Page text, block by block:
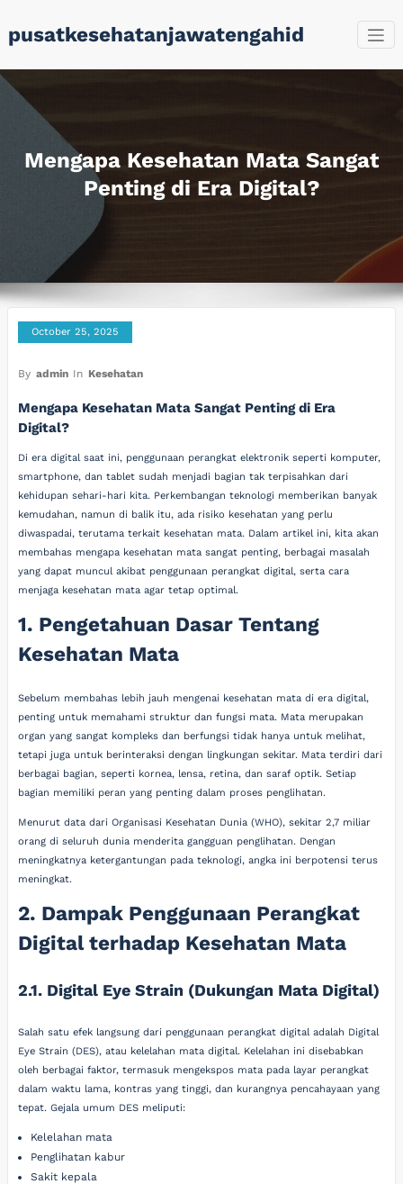
to
content
pusatkesehatanjawatengahid
Mengapa Kesehatan Mata Sangat
Penting di Era Digital?
October 25, 2025
By admin In Kesehatan
Mengapa Kesehatan Mata Sangat Penting di Era
Digital?
Di era digital saat ini, penggunaan perangkat elektronik seperti komputer,
smartphone, dan tablet sudah menjadi bagian tak terpisahkan dari
kehidupan sehari-hari kita. Perkembangan teknologi memberikan banyak
kemudahan, namun di balik itu, ada risiko kesehatan yang perlu
diwaspadai, terutama terkait kesehatan mata. Dalam artikel ini, kita akan
membahas mengapa kesehatan mata sangat penting, berbagai masalah
yang dapat muncul akibat penggunaan perangkat digital, serta cara
menjaga kesehatan mata agar tetap optimal.
1. Pengetahuan Dasar Tentang
Kesehatan Mata
Sebelum membahas lebih jauh mengenai kesehatan mata di era digital,
penting untuk memahami struktur dan fungsi mata. Mata merupakan
organ yang sangat kompleks dan berfungsi tidak hanya untuk melihat,
tetapi juga untuk berinteraksi dengan lingkungan sekitar. Mata terdiri dari
berbagai bagian, seperti kornea, lensa, retina, dan saraf optik. Setiap
bagian memiliki peran yang penting dalam proses penglihatan.
Menurut data dari Organisasi Kesehatan Dunia (WHO), sekitar 2,7 miliar
orang di seluruh dunia menderita gangguan penglihatan. Dengan
meningkatnya ketergantungan pada teknologi, angka ini berpotensi terus
meningkat.
2. Dampak Penggunaan Perangkat
Digital terhadap Kesehatan Mata
2.1. Digital Eye Strain (Dukungan Mata Digital)
Salah satu efek langsung dari penggunaan perangkat digital adalah Digital
Eye Strain (DES), atau kelelahan mata digital. Kelelahan ini disebabkan
oleh berbagai faktor, termasuk mengekspos mata pada layar perangkat
dalam waktu lama, kontras yang tinggi, dan kurangnya pencahayaan yang
tepat. Gejala umum DES meliputi:
Kelelahan mata
Penglihatan kabur
Sakit kepala